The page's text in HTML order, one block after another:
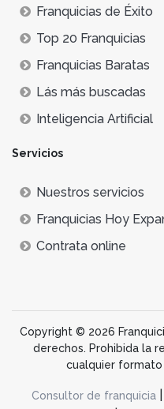
Franquicias de Éxito
Top 20 Franquicias
Franquicias Baratas
Lás más buscadas
Inteligencia Artificial
Servicios
Nuestros servicios
Franquicias Hoy
Contrata online
Copyright © 2026
derechos. Prohibida la
cualquier formato
Consultor de franquicia